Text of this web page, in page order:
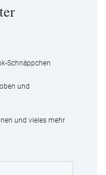
Schnäppchen
und
und vieles mehr